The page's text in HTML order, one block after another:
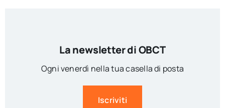
La newsletter di OBCT
Ogni venerdì nella tua casella di posta
Iscriviti